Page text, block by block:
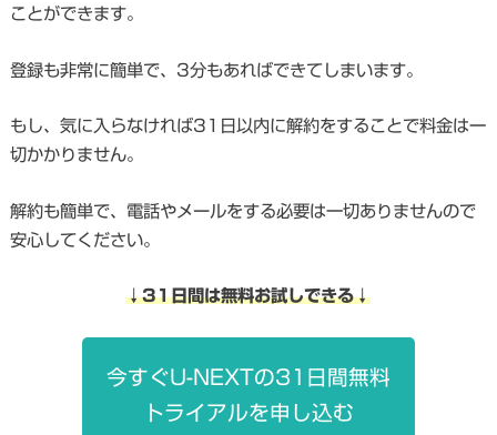
ことができます。
登録も非常に簡単で、3分もあればできてしまいます。
もし、気に入らなければ31日以内に解約をすることで料金は一
切かかりません。
解約も簡単で、電話やメールをする必要は一切ありませんので
安心してください。
↓31日間は無料お試しできる↓
今すぐU-NEXTの31日間無料
トライアルを申し込む